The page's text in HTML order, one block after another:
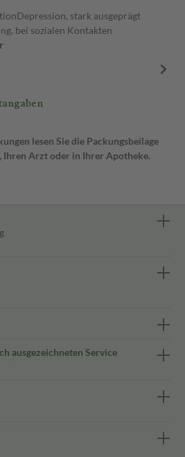
stark ausgeprägt
bei sozialen Kontakten
lesen Sie die Packungsbeilage
Ihren Arzt oder in Ihrer Apotheke.
ausgezeichneten Service